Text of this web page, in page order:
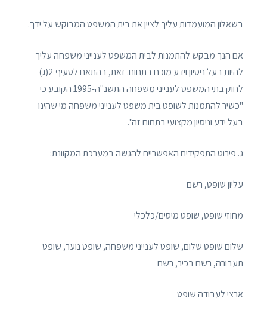
בשאלון המועמדות עליך לציין את בית המשפט המבוקש על ידך.
אם הנך מבקש להתמנות לבית המשפט לענייני משפחה עליך
להיות בעל ניסיון וידע מוכח בתחום. זאת, בהתאם לסעיף 2(ג)
לחוק בתי המשפט לענייני משפחה התשנ"ה-1995 הקובע כי
"כשיר להתמנות לשופט בית משפט לענייני משפחה מי שהינו
בעל ידע וניסיון מקצועי בתחום זה".
ג. פירוט התפקידים האפשריים להגשה במערכת המקוונת:
עליון שופט, רשם
מחוזי שופט, שופט מיסים/כלכלי
שלום שופט שלום, שופט לענייני משפחה, שופט נוער, שופט
תעבורה, רשם בכיר, רשם
ארצי לעבודה שופט